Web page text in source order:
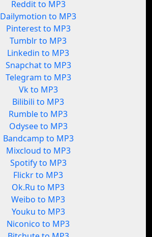
Reddit to MP3
Dailymotion to MP3
Pinterest to MP3
Tumblr to MP3
Linkedin to MP3
Snapchat to MP3
Telegram to MP3
Vk to MP3
Bilibili to MP3
Rumble to MP3
Odysee to MP3
Bandcamp to MP3
Mixcloud to MP3
Spotify to MP3
Flickr to MP3
Ok.Ru to MP3
Weibo to MP3
Youku to MP3
Niconico to MP3